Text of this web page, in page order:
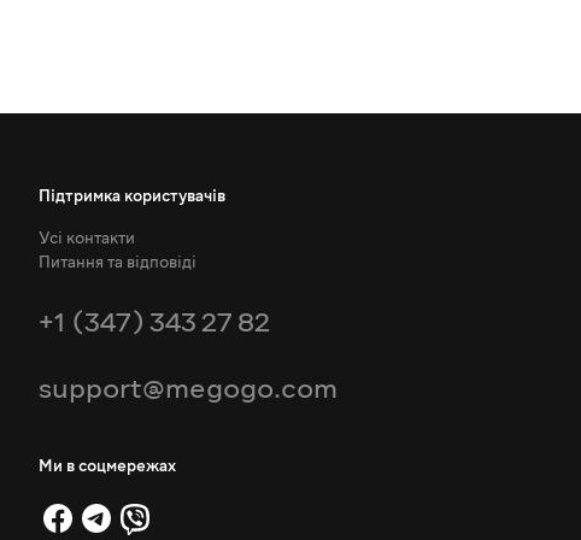
Підтримка користувачів
Усі контакти
Питання та відповіді
+1 (347) 343 27 82
support@megogo.com
Ми в соцмережах